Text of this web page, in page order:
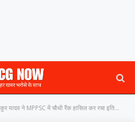
MPPSC में चौथी रैंक हासिल कर रचा इतिहास, पूर्व बीईओ बगीचा एम.आर. यादव के दामाद की सफलता से समाज में खुशी की लहर